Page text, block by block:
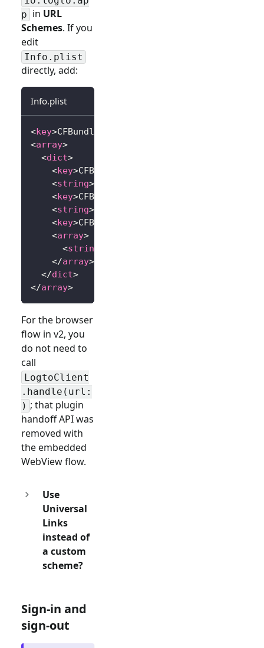
p in URL
Schemes. If you
edit
Info.plist
directly, add:
Info.plist
<key>CFBundleURLTypes
<array>
<dict>
<key>CFBundleTypeRole
<string>
<key>CFBundleURLName
<string>
<key>CFBundleURLSchemes
<array>
<string
</array>
</dict>
</array>
For the browser
flow in v2, you
do not need to
call
LogtoClient
.handle(url:
) ; that plugin
handoff API was
removed with
the embedded
WebView flow.
Use
Universal
Links
instead of
a custom
scheme?
Sign-in and
sign-out